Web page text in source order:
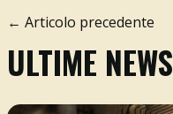
← Articolo precedente
ULTIME NEWS